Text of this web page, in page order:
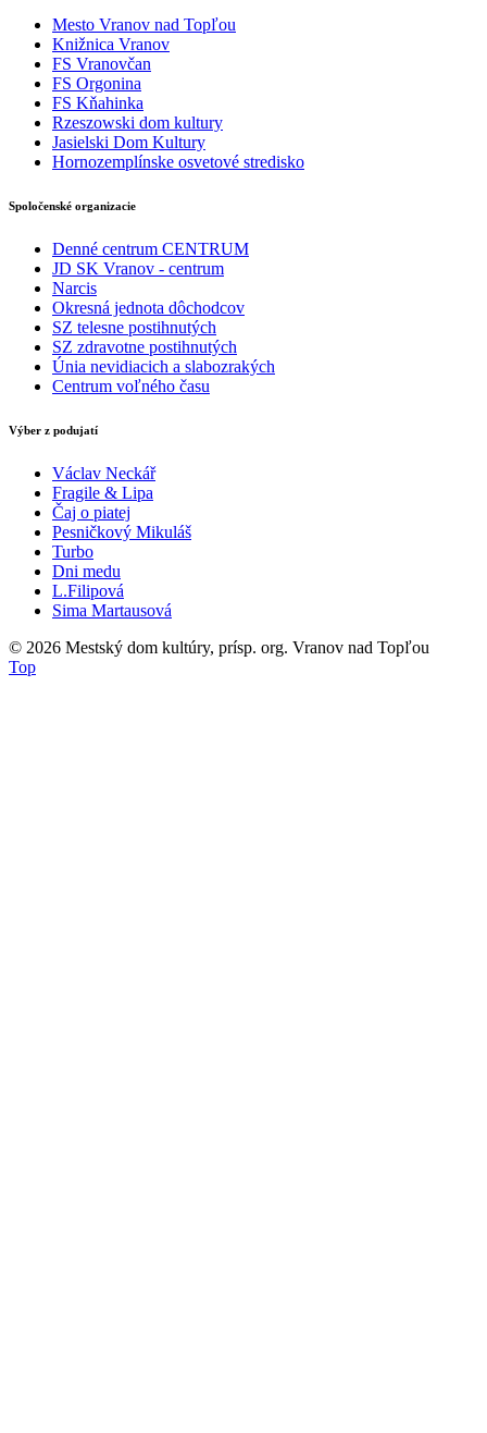
Mesto Vranov nad Topľou
Knižnica Vranov
FS Vranovčan
FS Orgonina
FS Kňahinka
Rzeszowski dom kultury
Jasielski Dom Kultury
Hornozemplínske osvetové stredisko
Spoločenské organizacie
Denné centrum CENTRUM
JD SK Vranov - centrum
Narcis
Okresná jednota dôchodcov
SZ telesne postihnutých
SZ zdravotne postihnutých
Únia nevidiacich a slabozrakých
Centrum voľného času
Výber z podujatí
Václav Neckář
Fragile & Lipa
Čaj o piatej
Pesničkový Mikuláš
Turbo
Dni medu
L.Filipová
Sima Martausová
© 2026 Mestský dom kultúry, prísp. org. Vranov nad Topľou
Top